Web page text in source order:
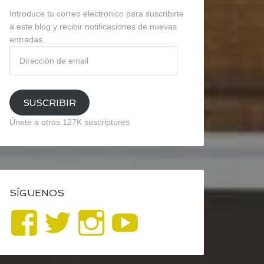
Introduce tu correo electrónico para suscribirte
a este blog y recibir notificaciones de nuevas
entradas.
email
SUSCRIBIR
Únete a otros 127K suscriptores
SÍGUENOS
Ver
perfil
Ver
perfil
Ver
perfil